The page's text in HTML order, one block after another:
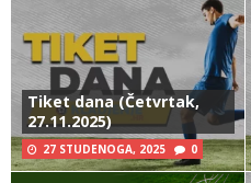
Tiket dana (Četvrtak,
27.11.2025)
27 STUDENOGA, 2025 0